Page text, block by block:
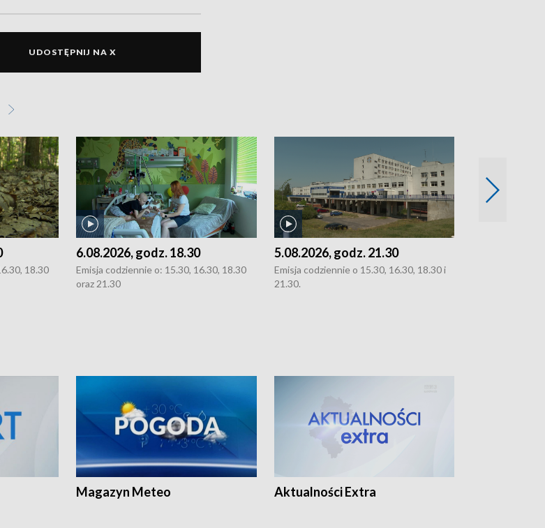
UDOSTĘPNIJ NA X
18.30
6.08.2026, godz. 18.30
Emisja codziennie o: 15.30, 16.30, 18.30
oraz 21.30
5.08.2026, godz. 21.30
Emisja codziennie o 15.30, 16.30, 18.30 i
21.30.
Magazyn Meteo Aktualności Extra